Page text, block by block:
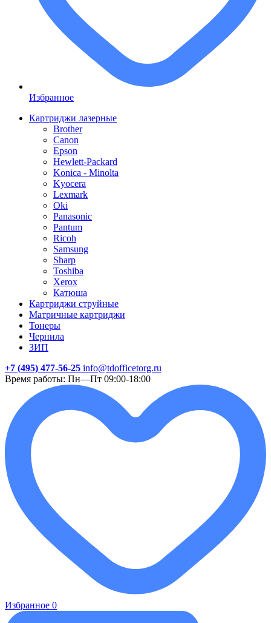
Избранное
Картриджи лазерные
Brother
Canon
Epson
Hewlett-Packard
Konica - Minolta
Kyocera
Lexmark
Oki
Panasonic
Pantum
Ricoh
Samsung
Sharp
Toshiba
Xerox
Катюша
Картриджи струйные
Матричные картриджи
Тонеры
Чернила
ЗИП
+7 (495) 477-56-25 info@tdofficetorg.ru
Время работы: Пн—Пт 09:00-18:00
Избранное 0